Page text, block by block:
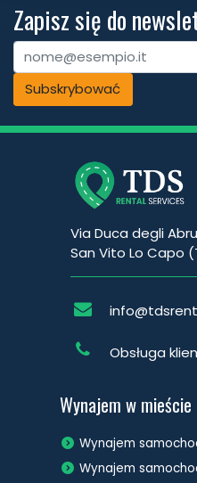
Zapisz się do
Subskrybować
Via Duca degli
San Vito Lo Capo
Obsługa
Wynajem w mieście
Wynajem
Wynajem